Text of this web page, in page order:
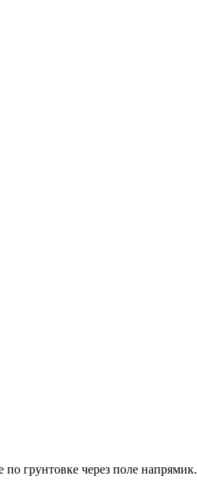
грунтовке через поле напрямик.